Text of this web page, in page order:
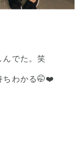
んでた。笑
ちわかる🤭❤️